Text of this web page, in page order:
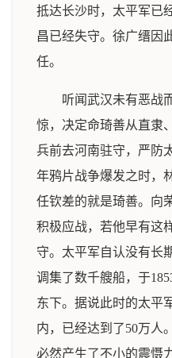
抵达长沙时，太平军已
昌已经失守。徐广缙因
任。
听闻武汉未有恶战
惊，决定命琦善从直隶
兵前去河南驻守，严防
年鸦片战争爆发之时，
任钦差的就是琦善。向
积极应战，若他早有这
守。太平军自认没有长
调集了数千艘船，于
东下。据说此时的太平
内，已经达到了50万人
必然产生了不小的震慑